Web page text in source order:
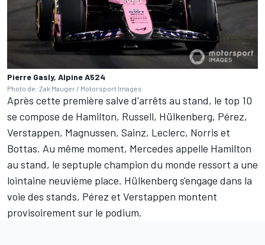
Pierre Gasly, Alpine A524
Photo de: Zak Mauger / Motorsport Images
Après cette première salve d'arrêts au stand, le top 10
se compose de Hamilton, Russell, Hülkenberg, Pérez,
Verstappen, Magnussen, Sainz, Leclerc, Norris et
Bottas. Au même moment, Mercedes appelle Hamilton
au stand, le septuple champion du monde ressort a une
lointaine neuvième place. Hülkenberg s'engage dans la
voie des stands, Pérez et Verstappen montent
provisoirement sur le podium.